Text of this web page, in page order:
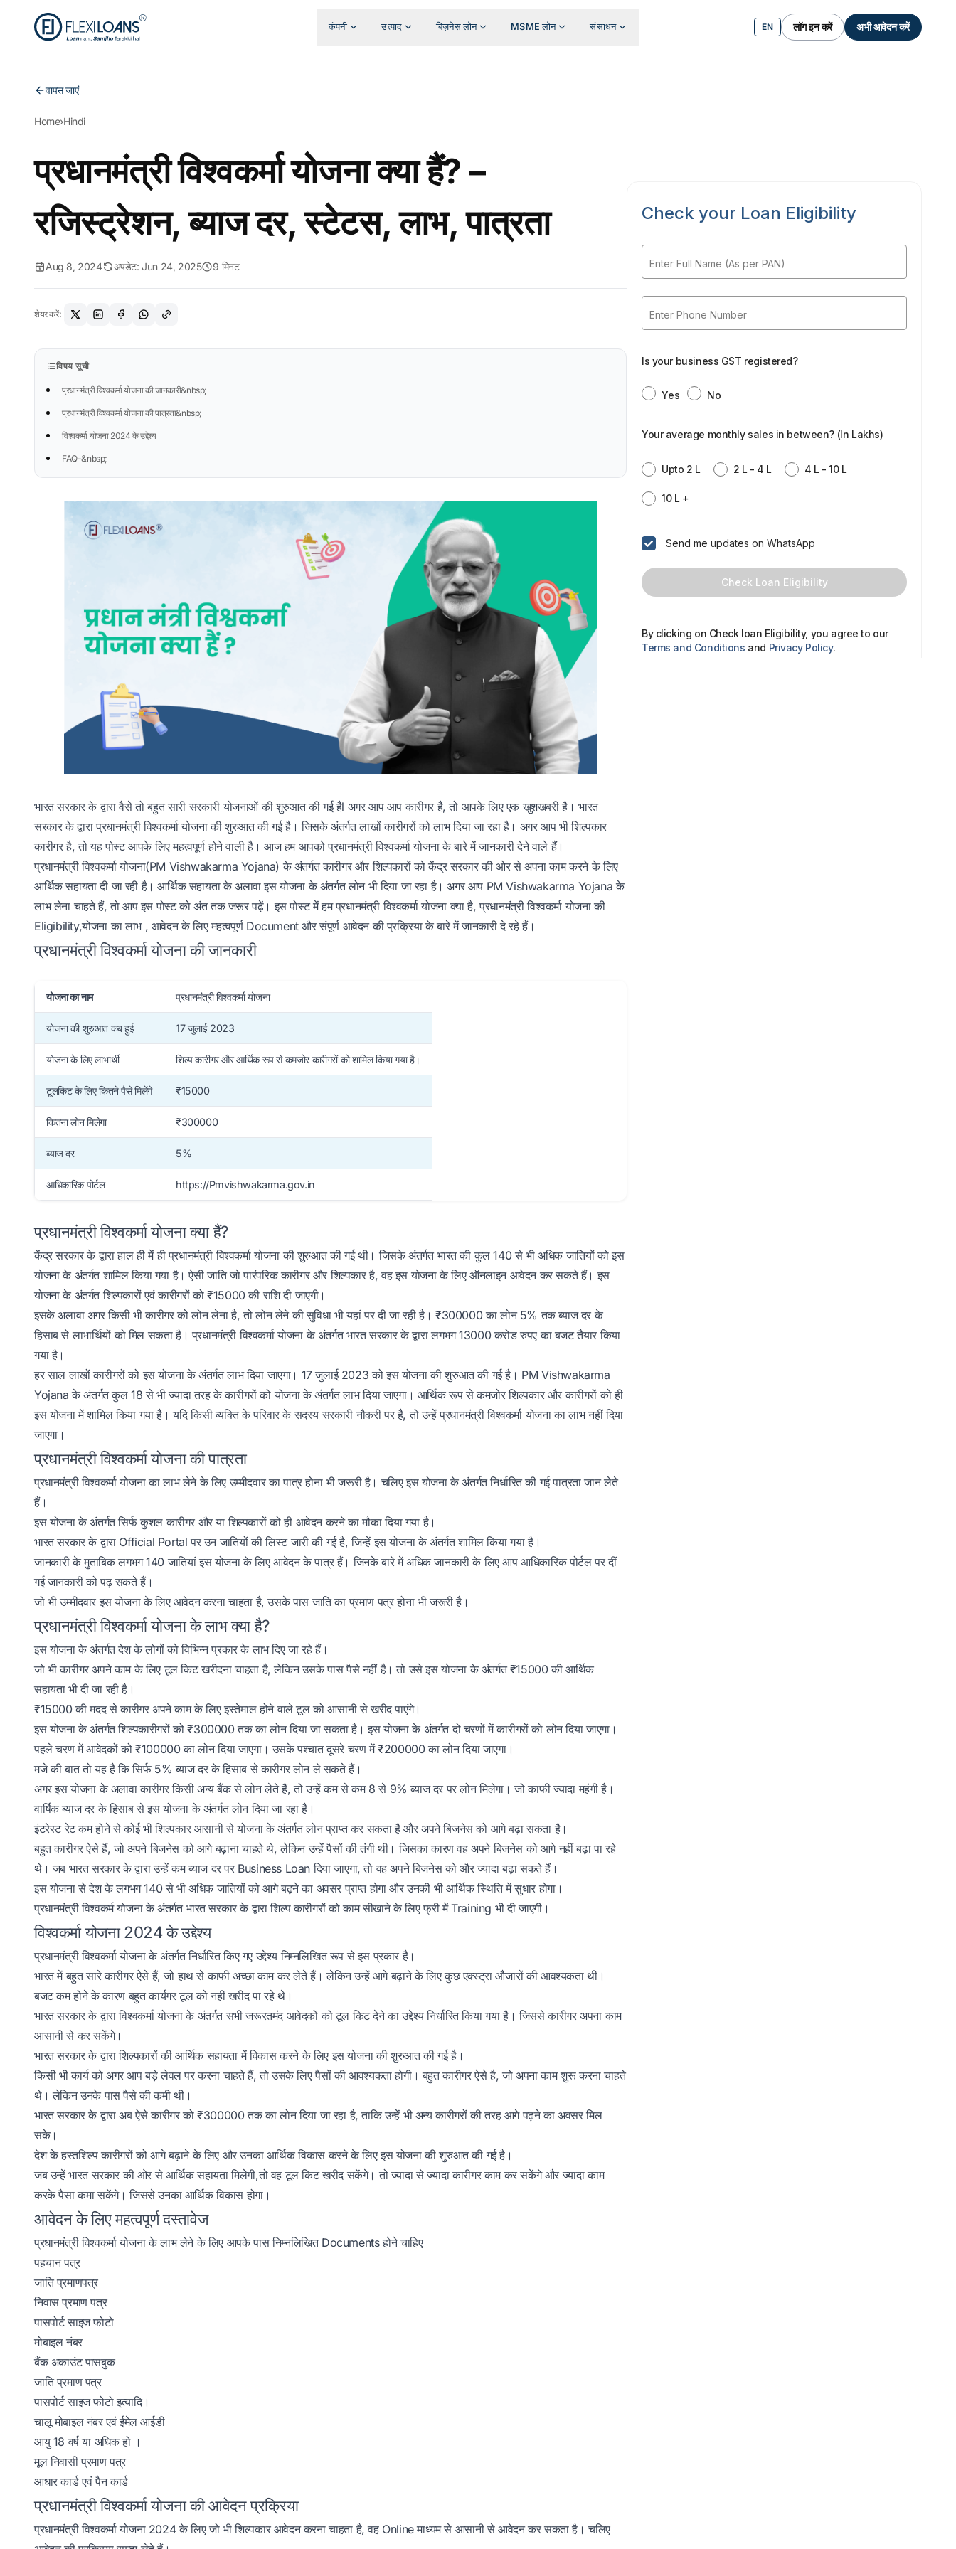
कंपनी उत्पाद बिज़नेस लोन MSME लोन संसाधन EN लॉग इन करें अभी आवेदन करें
वापस जाएं
Home›Hindi
प्रधानमंत्री विश्वकर्मा योजना क्या हैं? –
रजिस्ट्रेशन, ब्याज दर, स्टेटस, लाभ, पात्रता
Aug 8, 2024 अपडेट: Jun 24, 2025 9 मिनट
शेयर करें:
विषय सूची
प्रधानमंत्री विश्वकर्मा योजना की जानकारी&nbsp;
प्रधानमंत्री विश्वकर्मा योजना की पात्रता&nbsp;
विश्वकर्मा योजना 2024 के उद्देश्य
FAQ-&nbsp;
भारत सरकार के द्वारा वैसे तो बहुत सारी सरकारी योजनाओं की शुरुआत की गई हैl अगर आप आप कारीगर है, तो आपके लिए एक खुशखबरी है। भारत
सरकार के द्वारा प्रधानमंत्री विश्वकर्मा योजना की शुरुआत की गई है। जिसके अंतर्गत लाखों कारीगरों को लाभ दिया जा रहा है। अगर आप भी शिल्पकार
कारीगर है, तो यह पोस्ट आपके लिए महत्वपूर्ण होने वाली है। आज हम आपको प्रधानमंत्री विश्वकर्मा योजना के बारे में जानकारी देने वाले हैं।
प्रधानमंत्री विश्वकर्मा योजना(PM Vishwakarma Yojana) के अंतर्गत कारीगर और शिल्पकारों को केंद्र सरकार की ओर से अपना काम करने के लिए
आर्थिक सहायता दी जा रही है। आर्थिक सहायता के अलावा इस योजना के अंतर्गत लोन भी दिया जा रहा है। अगर आप PM Vishwakarma Yojana के
लाभ लेना चाहते हैं, तो आप इस पोस्ट को अंत तक जरूर पढ़ें। इस पोस्ट में हम प्रधानमंत्री विश्वकर्मा योजना क्या है, प्रधानमंत्री विश्वकर्मा योजना की
Eligibility,योजना का लाभ , आवेदन के लिए महत्वपूर्ण Document और संपूर्ण आवेदन की प्रक्रिया के बारे में जानकारी दे रहे हैं।
प्रधानमंत्री विश्वकर्मा योजना की जानकारी
योजना का नाम प्रधानमंत्री विश्वकर्मा योजना
योजना की शुरुआत कब हुई 17 जुलाई 2023
योजना के लिए लाभार्थी शिल्प कारीगर और आर्थिक रूप से कमजोर कारीगरों को शामिल किया गया है।
टूलकिट के लिए कितने पैसे मिलेंगे ₹15000
कितना लोन मिलेगा ₹300000
ब्याज दर 5%
आधिकारिक पोर्टल https://Pmvishwakarma.gov.in
प्रधानमंत्री विश्वकर्मा योजना क्या हैं?
केंद्र सरकार के द्वारा हाल ही में ही प्रधानमंत्री विश्वकर्मा योजना की शुरुआत की गई थी। जिसके अंतर्गत भारत की कुल 140 से भी अधिक जातियों को इस
योजना के अंतर्गत शामिल किया गया है। ऐसी जाति जो पारंपरिक कारीगर और शिल्पकार है, वह इस योजना के लिए ऑनलाइन आवेदन कर सकते हैं। इस
योजना के अंतर्गत शिल्पकारों एवं कारीगरों को ₹15000 की राशि दी जाएगी।
इसके अलावा अगर किसी भी कारीगर को लोन लेना है, तो लोन लेने की सुविधा भी यहां पर दी जा रही है। ₹300000 का लोन 5% तक ब्याज दर के
हिसाब से लाभार्थियों को मिल सकता है। प्रधानमंत्री विश्वकर्मा योजना के अंतर्गत भारत सरकार के द्वारा लगभग 13000 करोड रुपए का बजट तैयार किया
गया है।
हर साल लाखों कारीगरों को इस योजना के अंतर्गत लाभ दिया जाएगा। 17 जुलाई 2023 को इस योजना की शुरुआत की गई है। PM Vishwakarma
Yojana के अंतर्गत कुल 18 से भी ज्यादा तरह के कारीगरों को योजना के अंतर्गत लाभ दिया जाएगा। आर्थिक रूप से कमजोर शिल्पकार और कारीगरों को ही
इस योजना में शामिल किया गया है। यदि किसी व्यक्ति के परिवार के सदस्य सरकारी नौकरी पर है, तो उन्हें प्रधानमंत्री विश्वकर्मा योजना का लाभ नहीं दिया
जाएगा।
प्रधानमंत्री विश्वकर्मा योजना की पात्रता
प्रधानमंत्री विश्वकर्मा योजना का लाभ लेने के लिए उम्मीदवार का पात्र होना भी जरूरी है। चलिए इस योजना के अंतर्गत निर्धारित की गई पात्रता जान लेते
हैं।
इस योजना के अंतर्गत सिर्फ कुशल कारीगर और या शिल्पकारों को ही आवेदन करने का मौका दिया गया है।
भारत सरकार के द्वारा Official Portal पर उन जातियों की लिस्ट जारी की गई है, जिन्हें इस योजना के अंतर्गत शामिल किया गया है।
जानकारी के मुताबिक लगभग 140 जातियां इस योजना के लिए आवेदन के पात्र हैं। जिनके बारे में अधिक जानकारी के लिए आप आधिकारिक पोर्टल पर दीं
गई जानकारी को पढ़ सकते हैं।
जो भी उम्मीदवार इस योजना के लिए आवेदन करना चाहता है, उसके पास जाति का प्रमाण पत्र होना भी जरूरी है।
प्रधानमंत्री विश्वकर्मा योजना के लाभ क्या है?
इस योजना के अंतर्गत देश के लोगों को विभिन्न प्रकार के लाभ दिए जा रहे हैं।
जो भी कारीगर अपने काम के लिए टूल किट खरीदना चाहता है, लेकिन उसके पास पैसे नहीं है। तो उसे इस योजना के अंतर्गत ₹15000 की आर्थिक
सहायता भी दी जा रही है।
₹15000 की मदद से कारीगर अपने काम के लिए इस्तेमाल होने वाले टूल को आसानी से खरीद पाएंगे।
इस योजना के अंतर्गत शिल्पकारीगरों को ₹300000 तक का लोन दिया जा सकता है। इस योजना के अंतर्गत दो चरणों में कारीगरों को लोन दिया जाएगा।
पहले चरण में आवेदकों को ₹100000 का लोन दिया जाएगा। उसके पश्चात दूसरे चरण में ₹200000 का लोन दिया जाएगा।
मजे की बात तो यह है कि सिर्फ 5% ब्याज दर के हिसाब से कारीगर लोन ले सकते हैं।
अगर इस योजना के अलावा कारीगर किसी अन्य बैंक से लोन लेते हैं, तो उन्हें कम से कम 8 से 9% ब्याज दर पर लोन मिलेगा। जो काफी ज्यादा महंगी है।
वार्षिक ब्याज दर के हिसाब से इस योजना के अंतर्गत लोन दिया जा रहा है।
इंटरेस्ट रेट कम होने से कोई भी शिल्पकार आसानी से योजना के अंतर्गत लोन प्राप्त कर सकता है और अपने बिजनेस को आगे बढ़ा सकता है।
बहुत कारीगर ऐसे हैं, जो अपने बिजनेस को आगे बढ़ाना चाहते थे, लेकिन उन्हें पैसों की तंगी थी। जिसका कारण वह अपने बिजनेस को आगे नहीं बढ़ा पा रहे
थे। जब भारत सरकार के द्वारा उन्हें कम ब्याज दर पर Business Loan दिया जाएगा, तो वह अपने बिजनेस को और ज्यादा बढ़ा सकते हैं।
इस योजना से देश के लगभग 140 से भी अधिक जातियों को आगे बढ़ने का अवसर प्राप्त होगा और उनकी भी आर्थिक स्थिति में सुधार होगा।
प्रधानमंत्री विश्वकर्म योजना के अंतर्गत भारत सरकार के द्वारा शिल्प कारीगरों को काम सीखाने के लिए फ्री में Training भी दी जाएगी।
विश्वकर्मा योजना 2024 के उद्देश्य
प्रधानमंत्री विश्वकर्मा योजना के अंतर्गत निर्धारित किए गए उद्देश्य निम्नलिखित रूप से इस प्रकार है।
भारत में बहुत सारे कारीगर ऐसे हैं, जो हाथ से काफी अच्छा काम कर लेते हैं। लेकिन उन्हें आगे बढ़ाने के लिए कुछ एक्स्ट्रा औजारों की आवश्यकता थी।
बजट कम होने के कारण बहुत कार्यगर टूल को नहीं खरीद पा रहे थे।
भारत सरकार के द्वारा विश्वकर्मा योजना के अंतर्गत सभी जरूरतमंद आवेदकों को टूल किट देने का उद्देश्य निर्धारित किया गया है। जिससे कारीगर अपना काम
आसानी से कर सकेंगे।
भारत सरकार के द्वारा शिल्पकारों की आर्थिक सहायता में विकास करने के लिए इस योजना की शुरुआत की गई है।
किसी भी कार्य को अगर आप बड़े लेवल पर करना चाहते हैं, तो उसके लिए पैसों की आवश्यकता होगी। बहुत कारीगर ऐसे है, जो अपना काम शुरू करना चाहते
थे। लेकिन उनके पास पैसे की कमी थी।
भारत सरकार के द्वारा अब ऐसे कारीगर को ₹300000 तक का लोन दिया जा रहा है, ताकि उन्हें भी अन्य कारीगरों की तरह आगे पढ़ने का अवसर मिल
सके।
देश के हस्तशिल्प कारीगरों को आगे बढ़ाने के लिए और उनका आर्थिक विकास करने के लिए इस योजना की शुरुआत की गई है।
जब उन्हें भारत सरकार की ओर से आर्थिक सहायता मिलेगी,तो वह टूल किट खरीद सकेंगे। तो ज्यादा से ज्यादा कारीगर काम कर सकेंगे और ज्यादा काम
करके पैसा कमा सकेंगे। जिससे उनका आर्थिक विकास होगा।
आवेदन के लिए महत्वपूर्ण दस्तावेज
प्रधानमंत्री विश्वकर्मा योजना के लाभ लेने के लिए आपके पास निम्नलिखित Documents होने चाहिए
पहचान पत्र
जाति प्रमाणपत्र
निवास प्रमाण पत्र
पासपोर्ट साइज फोटो
मोबाइल नंबर
बैंक अकाउंट पासबुक
जाति प्रमाण पत्र
पासपोर्ट साइज फोटो इत्यादि।
चालू मोबाइल नंबर एवं ईमेल आईडी
आयु 18 वर्ष या अधिक हो ।
मूल निवासी प्रमाण पत्र
आधार कार्ड एवं पैन कार्ड
प्रधानमंत्री विश्वकर्मा योजना की आवेदन प्रक्रिया
प्रधानमंत्री विश्वकर्मा योजना 2024 के लिए जो भी शिल्पकार आवेदन करना चाहता है, वह Online माध्यम से आसानी से आवेदन कर सकता है। चलिए